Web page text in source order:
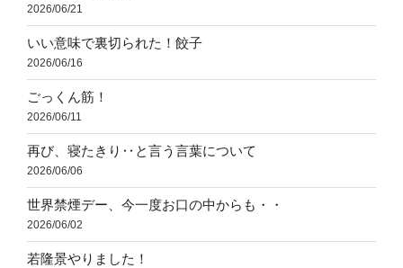
2026/06/21
いい意味で裏切られた！餃子
2026/06/16
ごっくん筋！
2026/06/11
再び、寝たきり‥と言う言葉について
2026/06/06
世界禁煙デー、今一度お口の中からも・・
2026/06/02
若隆景やりました！